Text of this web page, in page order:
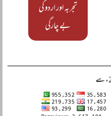
تجربہ اور اردو کی
بے چارگی